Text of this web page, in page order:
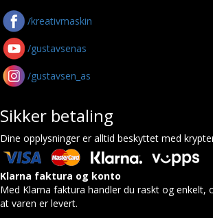
/kreativmaskin
/gustavsenas
/gustavsen_as
Sikker betaling
Dine opplysninger er alltid beskyttet med
Klarna faktura og konto
Med Klarna faktura handler du raskt og enkelt,
at varen er levert.